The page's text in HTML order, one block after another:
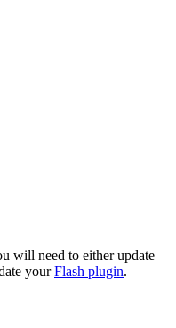
will need to either update
yourFlash plugin.